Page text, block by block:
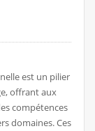
est un pilier
offrant aux
compétences
domaines. Ces